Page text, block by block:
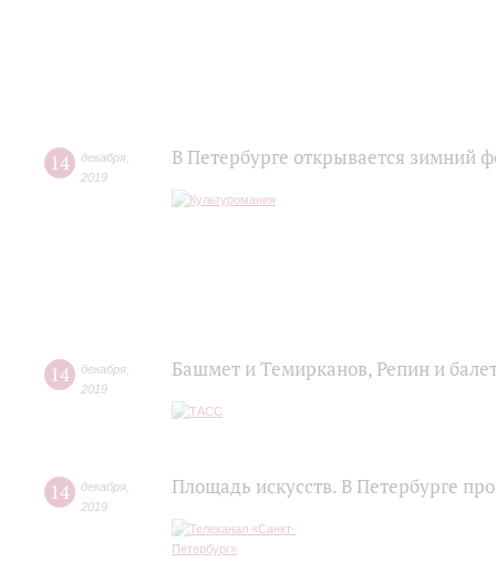
14 декабря
2019
В Петербурге открывается зимний
14 декабря
2019
Башмет и Темирканов, Репин и
14 декабря
2019
Площадь искусств. В Петербурге